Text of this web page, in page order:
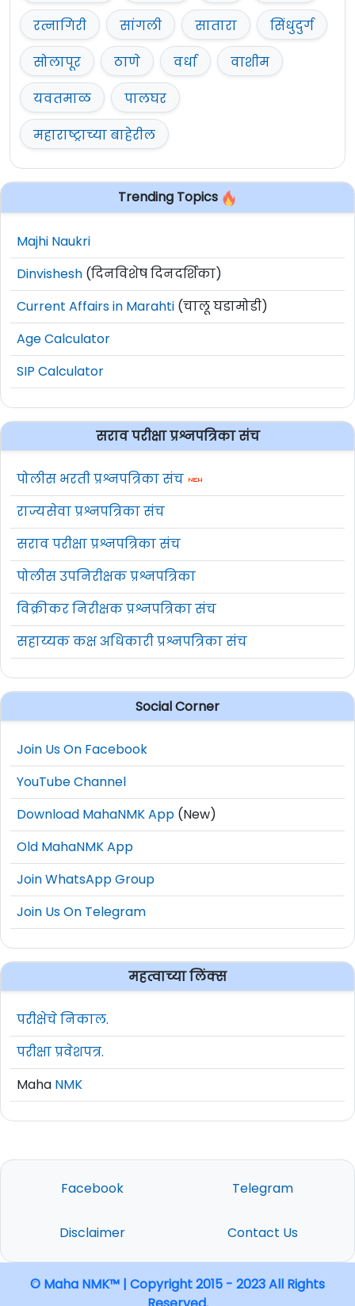
रत्नागिरी
सांगली सातारा
सिंधुदुर्ग
सोलापूर
ठाणे वर्धा
वाशीम
यवतमाळ
पालघर
महाराष्ट्राच्या बाहेरील
Trending Topics
Majhi Naukri
Dinvishesh (दिनविशेष दिनदर्शिका)
Current Affairs in Marahti (चालू घडामोडी)
Age Calculator
SIP Calculator
सराव परीक्षा प्रश्नपत्रिका संच
पोलीस भरती प्रश्नपत्रिका संच
राज्यसेवा प्रश्नपत्रिका संच
सराव परीक्षा प्रश्नपत्रिका संच
पोलीस उपनिरीक्षक प्रश्नपत्रिका
विक्रीकर निरीक्षक प्रश्नपत्रिका संच
सहाय्यक कक्ष अधिकारी प्रश्नपत्रिका संच
Social Corner
Join Us On Facebook
YouTube Channel
Download MahaNMK App (New)
Old MahaNMK App
Join WhatsApp Group
Join Us On Telegram
महत्वाच्या लिंक्स
परीक्षेचे निकाल.
परीक्षा प्रवेशपत्र.
Maha NMK
Facebook Telegram
Disclaimer Contact Us
© Maha NMK™ | Copyright 2015 - 2023 All Rights